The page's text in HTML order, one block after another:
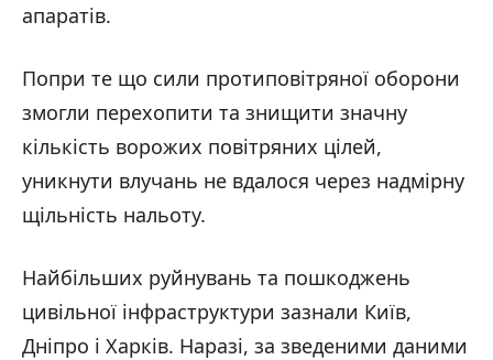
апаратів.
Попри те що сили протиповітряної оборони
змогли перехопити та знищити значну
кількість ворожих повітряних цілей,
уникнути влучань не вдалося через надмірну
щільність нальоту.
Найбільших руйнувань та пошкоджень
цивільної інфраструктури зазнали Київ,
Дніпро і Харків. Наразі, за зведеними даними